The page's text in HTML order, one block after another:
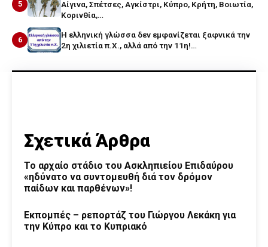
5
Αίγινα, Σπέτσες, Αγκίστρι, Κύπρο, Κρήτη, Βοιωτία,
Κορινθία,…
6
Η ελληνική γλώσσα δεν εμφανίζεται ξαφνικά την
2η χιλιετία π.Χ., αλλά από την 11η!…
Σχετικά Άρθρα
Το αρχαίο στάδιο του Ασκληπιείου Επιδαύρου
«ηδύνατο να συντομευθή διά τον δρόμον
παίδων και παρθένων»!
Εκπομπές – ρεπορτάζ του Γιώργου Λεκάκη για
την Κύπρο και το Κυπριακό